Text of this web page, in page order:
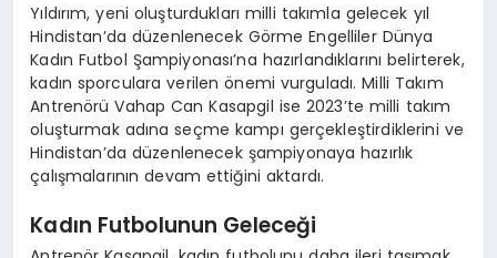
Yıldırım, yeni oluşturdukları milli takımla gelecek yıl
Hindistan’da düzenlenecek Görme Engelliler Dünya
Kadın Futbol Şampiyonası’na hazırlandıklarını belirterek,
kadın sporculara verilen önemi vurguladı. Milli Takım
Antrenörü Vahap Can Kasapgil ise 2023’te milli takım
oluşturmak adına seçme kampı gerçekleştirdiklerini ve
Hindistan’da düzenlenecek şampiyonaya hazırlık
çalışmalarının devam ettiğini aktardı.
Kadın Futbolunun Geleceği